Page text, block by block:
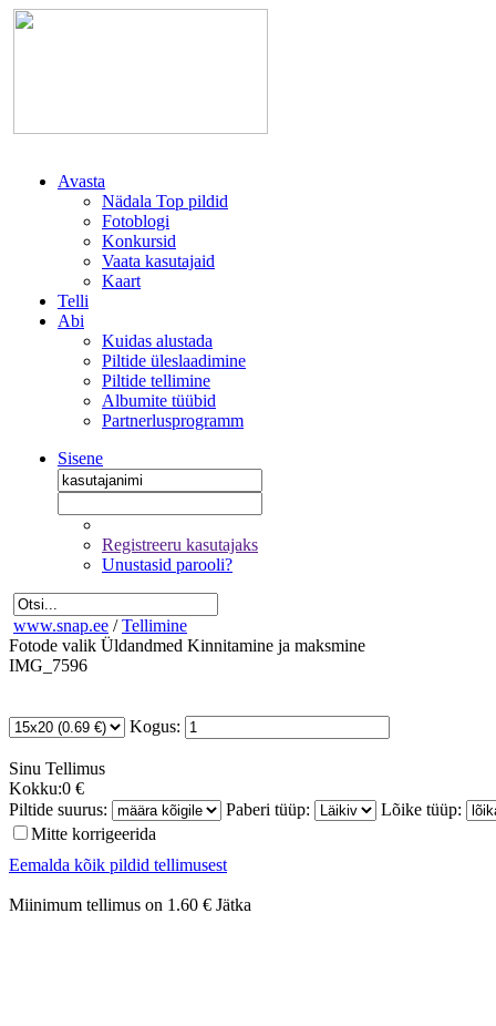
Avasta
Nädala Top pildid
Fotoblogi
Konkursid
Vaata kasutajaid
Kaart
Telli
Abi
Kuidas alustada
Piltide üleslaadimine
Piltide tellimine
Albumite tüübid
Partnerlusprogramm
Sisene
Registreeru kasutajaks
Unustasid parooli?
www.snap.ee / Tellimine
Fotode valik Üldandmed Kinnitamine ja maksmine
IMG_7596
Kogus:
Sinu Tellimus
Kokku:0 €
Piltide suurus:
Paberi tüüp:
Lõike tüüp:
Mitte korrigeerida
Eemalda kõik pildid tellimusest
Miinimum tellimus on 1.60 € Jätka